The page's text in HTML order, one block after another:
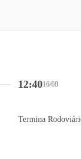
12:4016/08
Termina